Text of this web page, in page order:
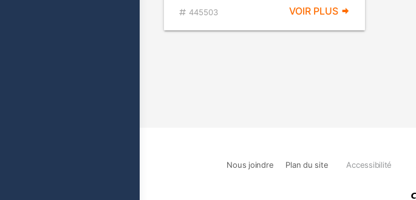
445503 VOIR PLUS
Nous joindre Plan du site Accessibilité